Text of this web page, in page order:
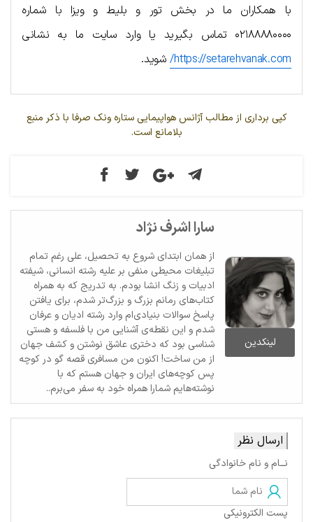
با همکاران ما در بخش تور و بلیط و ویزا با شماره
۰۲۱۸۸۸۸۰۰۰۰ تماس بگیرید یا وارد سایت ما به نشانی
https://setarehvanak.com/ شوید.
کپی برداری از مطالب آژانس هواپیمایی ستاره ونک صرفا با ذکر منبع
بلامانع است.
لینکدین
سارا اشرف نژاد
از همان ابتدای شروع به تحصیل، علی رغم تمام
تبلیغات محیطی منفی بر علیه رشته انسانی، شیفته
ادبیات و زنگ انشا بودم. به تدریج که به همراه
کتاب‌های رمانم بزرگ‌ و بزرگ‌تر شدم، برای یافتن
پاسخ سوالات بنیادی‌ام وارد رشته ادیان و عرفان
شدم و این نقطه‌ی آشنایی من با فلسفه و هستی
شناسی بود که دختری عاشق نوشتن و کشف جهان
از من ساخت! اکنون من مسافری قصه گو در کوچه
پس کوچه‌های ایران و جهان هستم که با
نوشته‌هایم شمارا همراه خود به سفر می‌برم..
ارسال نظر
نــام و نام خانوادگی
پست الکترونیکی